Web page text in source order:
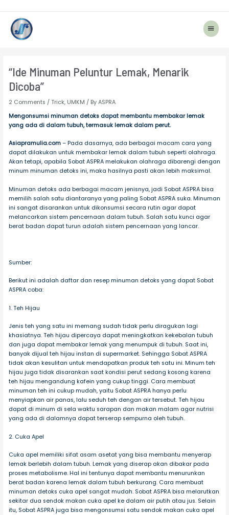
Main
Menu
“Ide Minuman Peluntur Lemak, Menarik
Dicoba”
2 Comments / Trick, UMKM / By ASPRA
Mengonsumsi minuman detoks dapat membantu membakar lemak
yang ada di dalam tubuh, termasuk lemak dalam perut.
Asiapramulia.com– Pada dasarnya, ada berbagai macam cara yang
dapat dilakukan untuk membakar lemak dalam tubuh seperti olahraga.
Akan tetapi, apabila Sobat ASPRA melakukan olahraga dibarengi dengan
minum minuman detoks ini, maka hasilnya pasti akan lebih maksimal.
Minuman detoks ada berbagai macam jenisnya, jadi Sobat ASPRA bisa
memilih salah satu diantaranya yang paling Sobat ASPRA suka. Minuman
ini sangat disarankan untuk dikonsumsi secara rutin agar dapat
melancarkan sistem pencernaan dalam tubuh. Salah satu kunci agar
berat badan dapat turun adalah sistem pencernaan yang lancar.
Sumber:
Berikut ini adalah daftar dan resep minuman detoks yang dapat Sobat
ASPRA coba:
1. Teh Hijau
Jenis teh yang satu ini memang sudah tidak perlu diragukan lagi
khasiatnya. Teh hijau dipercaya dapat meningkatkan kekebalan tubuh
dan juga dapat membakar lemak yang menumpuk di tubuh. Saat ini,
banyak dijual teh hijau instan di supermarket. Sehingga Sobat ASPRA
tidak akan kesulitan untuk mendapatkan produk teh satu ini. Minum teh
hijau juga tidak disarankan saat kondisi perut sedang kosong karena
teh hijau mengandung kafein yang cukup tinggi. Cara membuat
minuman teh ini cukup mudah, yaitu Sobat ASPRA hanya perlu
menyiapkan air panas, lalu seduh teh dengan air tersebut. Teh hijau
dapat di minum di sela waktu sarapan dan makan malam agar nutrisi
yang ada di dalamnya dapat terserap sempurna oleh tubuh.
2. Cuka Apel
Cuka apel memiliki sifat asam asetat yang bisa membantu menyerap
lemak berlebih dalam tubuh. Lemak yang diserap akan dibakar pada
proses metabolisme. Hal ini tentunya dapat membantu menurunkan
berat badan karena lemak dalam tubuh berkurang. Cara membuat
minuman detoks cuka apel sangat mudah. Sobat ASPRA bisa melarutkan
sekitar dua sendok makan cuka apel ke dalam air putih atau jus. Selain
itu, Sobat ASPRA juga bisa mengonsumsi satu sendok makan cuka apel